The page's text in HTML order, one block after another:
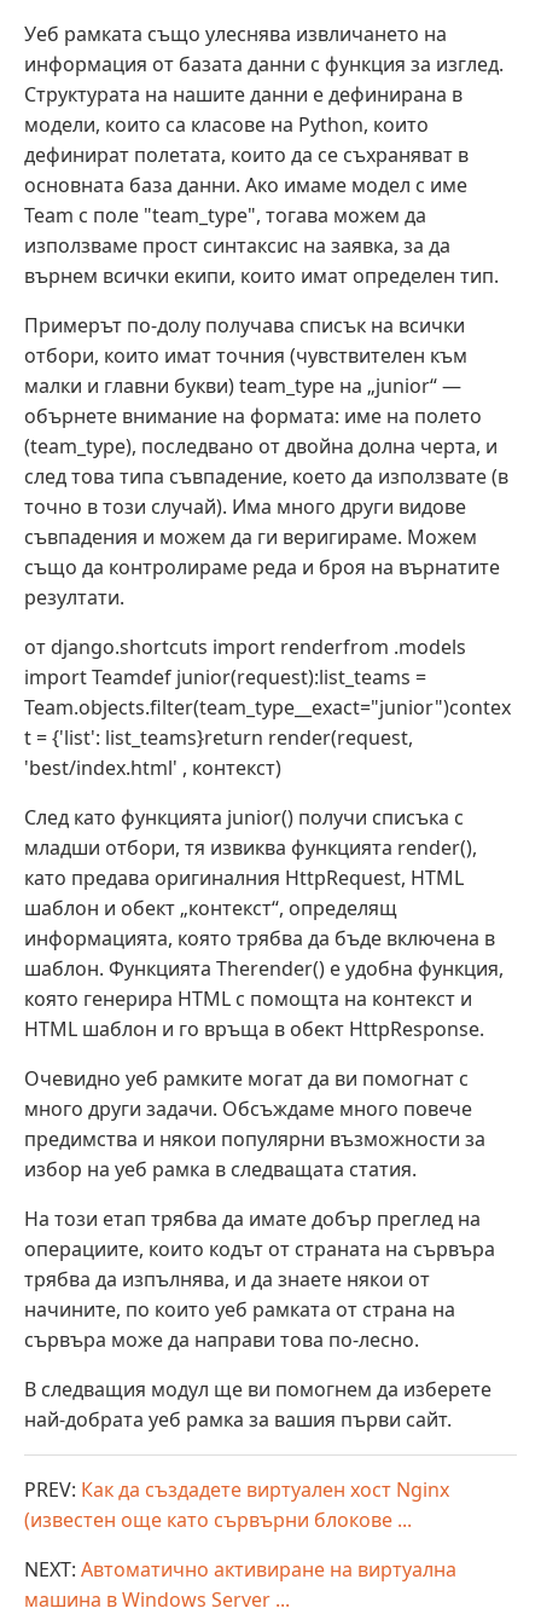
Уеб рамката също улеснява извличането на
информация от базата данни с функция за изглед.
Структурата на нашите данни е дефинирана в
модели, които са класове на Python, които
дефинират полетата, които да се съхраняват в
основната база данни. Ако имаме модел с име
Team с поле "team_type", тогава можем да
използваме прост синтаксис на заявка, за да
върнем всички екипи, които имат определен тип.
Примерът по-долу получава списък на всички
отбори, които имат точния (чувствителен към
малки и главни букви) team_type на „junior“ —
обърнете внимание на формата: име на полето
(team_type), последвано от двойна долна черта, и
след това типа съвпадение, което да използвате (в
точно в този случай). Има много други видове
съвпадения и можем да ги веригираме. Можем
също да контролираме реда и броя на върнатите
резултати.
от django.shortcuts import renderfrom .models
import Teamdef junior(request):list_teams =
Team.objects.filter(team_type__exact="junior")contex
t = {'list': list_teams}return render(request,
'best/index.html' , контекст)
След като функцията junior() получи списъка с
младши отбори, тя извиква функцията render(),
като предава оригиналния HttpRequest, HTML
шаблон и обект „контекст“, определящ
информацията, която трябва да бъде включена в
шаблон. Функцията Therender() е удобна функция,
която генерира HTML с помощта на контекст и
HTML шаблон и го връща в обект HttpResponse.
Очевидно уеб рамките могат да ви помогнат с
много други задачи. Обсъждаме много повече
предимства и някои популярни възможности за
избор на уеб рамка в следващата статия.
На този етап трябва да имате добър преглед на
операциите, които кодът от страната на сървъра
трябва да изпълнява, и да знаете някои от
начините, по които уеб рамката от страна на
сървъра може да направи това по-лесно.
В следващия модул ще ви помогнем да изберете
най-добрата уеб рамка за вашия първи сайт.
PREV: Как да създадете виртуален хост Nginx
(известен още като сървърни блокове ...
NEXT: Автоматично активиране на виртуална
машина в Windows Server ...